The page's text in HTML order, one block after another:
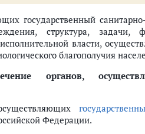
государственный
структура, задачи,
власти,
благополучия
органов,
Федерации.